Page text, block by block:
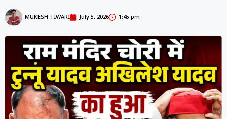
MUKESH TIWARI July 5, 2026 1:45 pm